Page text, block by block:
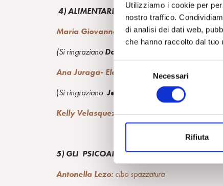
Utilizziamo i cookie per
nostro traffico.
di analisi dei dati web,
che hanno raccolto dal
e
l
z
n
e
d
Necessari
Rifiuta
4) ALIMENTARE LA PACE
Maria Giovanna Onorati: integrazione e
(Si ringraziano Daniela Bonomo, l’ Università
Ana Juraga- Elena Lipari Ecologia globale per
(Si ringraziano Jessica Thomas -IFAD- e
Kelly Velasquez : il cibo, una via per la
5) GLI PSICOANALISTI E LE PATOLOGIE
Antonella Lezo: cibo spazzatura